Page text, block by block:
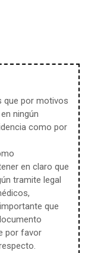
que por motivos
ningún
como por
en claro que
tramite legal
que
por favor